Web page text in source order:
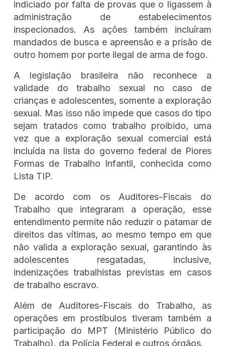
indiciado por falta de provas que o ligassem à
administração de estabelecimentos
inspecionados. As ações também incluíram
mandados de busca e apreensão e a prisão de
outro homem por porte ilegal de arma de fogo.
A legislação brasileira não reconhece a
validade do trabalho sexual no caso de
crianças e adolescentes, somente a exploração
sexual. Mas isso não impede que casos do tipo
sejam tratados como trabalho proibido, uma
vez que a exploração sexual comercial está
incluída na lista do governo federal de Piores
Formas de Trabalho Infantil, conhecida como
Lista TIP.
De acordo com os Auditores-Fiscais do
Trabalho que integraram a operação, esse
entendimento permite não reduzir o patamar de
direitos das vítimas, ao mesmo tempo em que
não valida a exploração sexual, garantindo às
adolescentes resgatadas, inclusive,
indenizações trabalhistas previstas em casos
de trabalho escravo.
Além de Auditores-Fiscais do Trabalho, as
operações em prostíbulos tiveram também a
participação do MPT (Ministério Público do
Trabalho), da Polícia Federal e outros órgãos.